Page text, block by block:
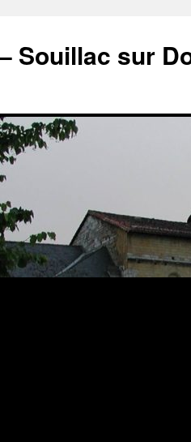
Souillac sur